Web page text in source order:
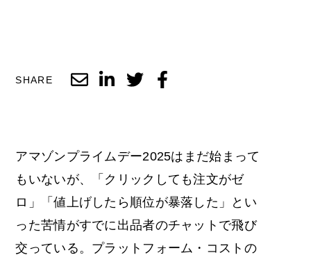
SHARE
アマゾンプライムデー2025はまだ始まって
もいないが、「クリックしても注文がゼ
ロ」「値上げしたら順位が暴落した」とい
った苦情がすでに出品者のチャットで飛び
交っている。プラットフォーム・コストの